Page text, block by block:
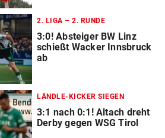
2. LIGA – 2. RUNDE
3:0! Absteiger BW Linz
schießt Wacker Innsbruck
ab
LÄNDLE-KICKER SIEGEN
3:1 nach 0:1! Altach dreht
Derby gegen WSG Tirol